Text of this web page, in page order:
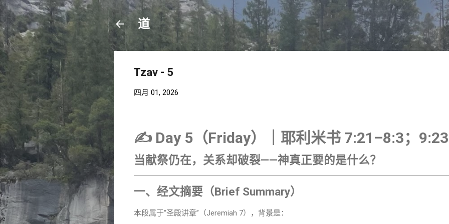
跳至主要内容
道
Tzav - 5
四月 01, 2026
✍️ Day 5（Friday）｜耶利米书 7:21–8:3；
当献祭仍在，关系却破裂——神真正要的是什么？
一、经文摘要（Brief Summary）
本段属于“圣殿讲章”（Jeremiah 7），背景是：